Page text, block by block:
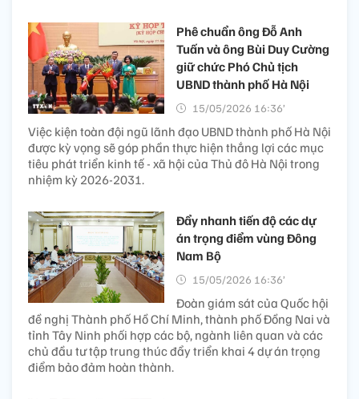
Phê chuẩn ông Đỗ Anh
Tuấn và ông Bùi Duy Cường
giữ chức Phó Chủ tịch
UBND thành phố Hà Nội
15/05/2026 16:36’
Việc kiện toàn đội ngũ lãnh đạo UBND thành phố Hà Nội
được kỳ vọng sẽ góp phần thực hiện thắng lợi các mục
tiêu phát triển kinh tế - xã hội của Thủ đô Hà Nội trong
nhiệm kỳ 2026-2031.
Đẩy nhanh tiến độ các dự
án trọng điểm vùng Đông
Nam Bộ
15/05/2026 16:36’
Đoàn giám sát của Quốc hội
đề nghị Thành phố Hồ Chí Minh, thành phố Đồng Nai và
tỉnh Tây Ninh phối hợp các bộ, ngành liên quan và các
chủ đầu tư tập trung thúc đẩy triển khai 4 dự án trọng
điểm bảo đảm hoàn thành.